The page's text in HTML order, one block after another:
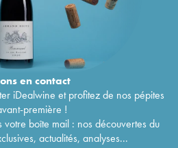
encontact
iDealwine et profitez de nos pépites
première !
votre boîte mail : nos découvertes du
actualités, analyses...